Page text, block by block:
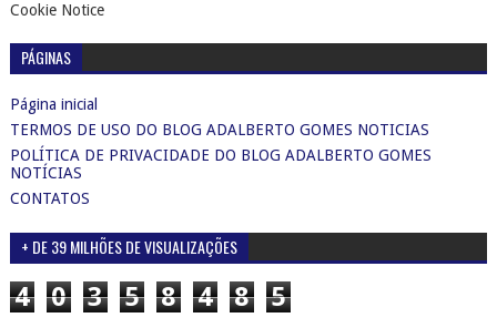
Cookie Notice
PÁGINAS
Página inicial
TERMOS DE USO DO BLOG ADALBERTO GOMES NOTICIAS
POLÍTICA DE PRIVACIDADE DO BLOG ADALBERTO GOMES
NOTÍCIAS
CONTATOS
+ DE 39 MILHÕES DE VISUALIZAÇÕES
4 0 3 5 8 4 8 5